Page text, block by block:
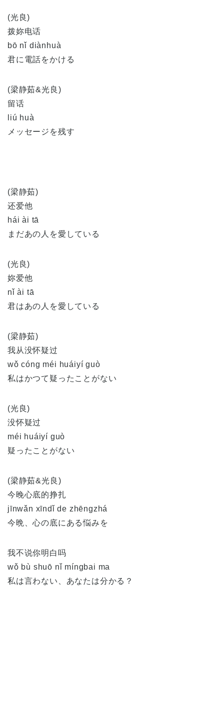
(光良)
拨妳电话
bō nǐ diànhuà
君に電話をかける
(梁静茹&光良)
留话
liú huà
メッセージを残す
(梁静茹)
还爱他
hái ài tā
まだあの人を愛している
(光良)
妳爱他
nǐ ài tā
君はあの人を愛している
(梁静茹)
我从没怀疑过
wǒ cóng méi huáiyí guò
私はかつて疑ったことがない
(光良)
没怀疑过
méi huáiyí guò
疑ったことがない
(梁静茹&光良)
今晚心底的挣扎
jīnwǎn xīndǐ de zhēngzhá
今晩、心の底にある悩みを
我不说你明白吗
wǒ bù shuō nǐ míngbai ma
私は言わない、あなたは分かる？